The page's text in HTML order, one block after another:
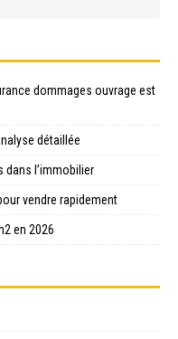
dommages ouvrage est
détaillée
dans l’immobilier
vendre rapidement
en 2026